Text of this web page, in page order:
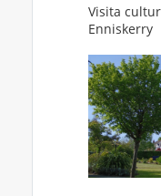
Visita
Enniskerry